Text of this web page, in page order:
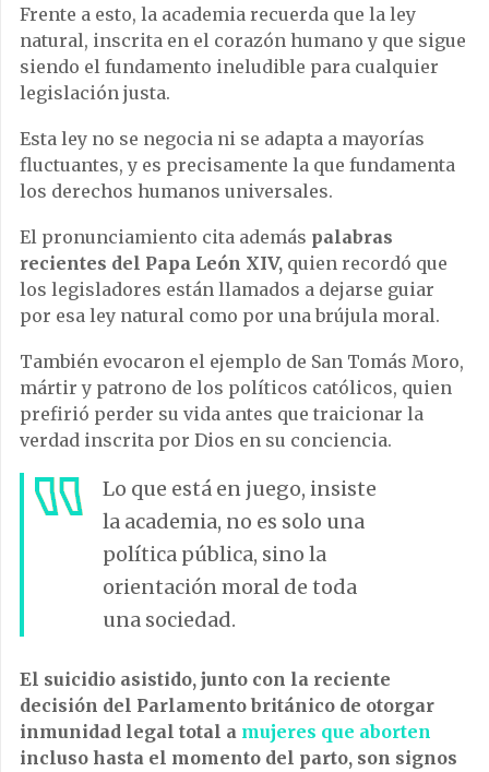
Frente a esto, la academia recuerda que la ley
natural, inscrita en el corazón humano y que sigue
siendo el fundamento ineludible para cualquier
legislación justa.
Esta ley no se negocia ni se adapta a mayorías
fluctuantes, y es precisamente la que fundamenta
los derechos humanos universales.
El pronunciamiento cita además palabras
recientes del Papa León XIV, quien recordó que
los legisladores están llamados a dejarse guiar
por esa ley natural como por una brújula moral.
También evocaron el ejemplo de San Tomás Moro,
mártir y patrono de los políticos católicos, quien
prefirió perder su vida antes que traicionar la
verdad inscrita por Dios en su conciencia.
Lo que está en juego, insiste
la academia, no es solo una
política pública, sino la
orientación moral de toda
una sociedad.
El suicidio asistido, junto con la reciente
decisión del Parlamento británico de otorgar
inmunidad legal total a mujeres que aborten
incluso hasta el momento del parto, son signos